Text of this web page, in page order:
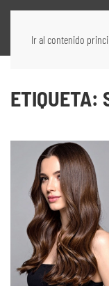
Ir al contenido
ETIQUETA: